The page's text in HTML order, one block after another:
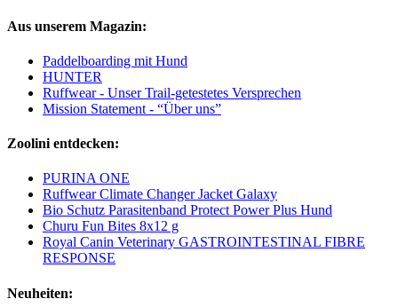
Aus unserem Magazin:
Paddelboarding mit Hund
HUNTER
Ruffwear - Unser Trail-getestetes Versprechen
Mission Statement - “Über uns”
Zoolini entdecken:
PURINA ONE
Ruffwear Climate Changer Jacket Galaxy
Bio Schutz Parasitenband Protect Power Plus Hund
Churu Fun Bites 8x12 g
Royal Canin Veterinary GASTROINTESTINAL FIBRE
RESPONSE
Neuheiten: